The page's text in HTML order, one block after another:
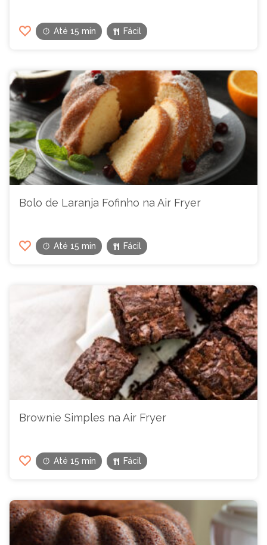
Até 15 min Fácil
Bolo de Laranja Fofinho na Air Fryer
Até 15 min Fácil
Brownie Simples na Air Fryer
Até 15 min Fácil